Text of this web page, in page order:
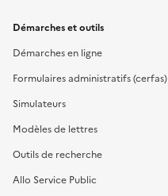
Démarches et outils
Démarches en ligne
Formulaires administratifs (cerfas)
Simulateurs
Modèles de lettres
Outils de recherche
Allo Service Public